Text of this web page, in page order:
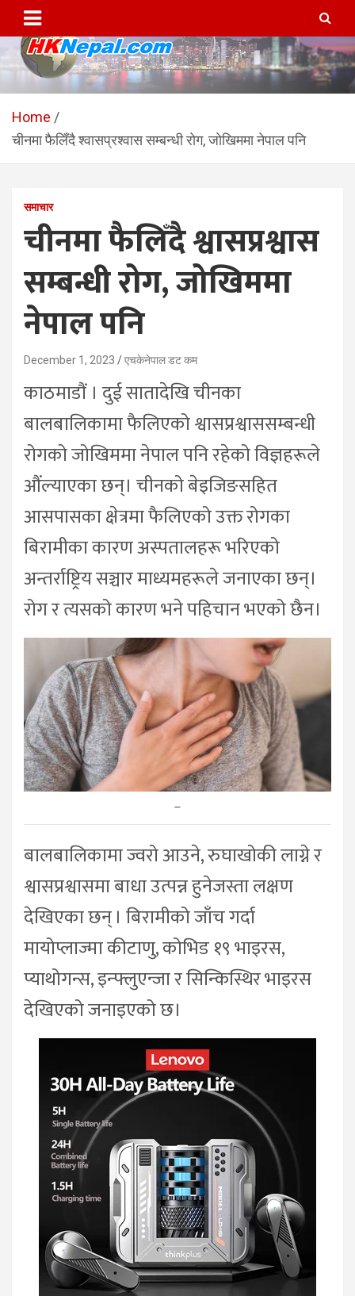
content
HKNepal.com – हङकङबाट
सञ्चालित पहिलो नेपाली अनलाईन
पत्रिका
hknepal, hknepal.com, hk nepal, hk nepal com
Home
चीनमा फैलिँदै श्वासप्रश्वास सम्बन्धी रोग, जोखिममा नेपाल पनि
समाचार
चीनमा फैलिँदै श्वासप्रश्वास
सम्बन्धी रोग, जोखिममा
नेपाल पनि
December 1, 2023 एचकेनेपाल डट कम
काठमाडौं । दुई सातादेखि चीनका
बालबालिकामा फैलिएको श्वासप्रश्वाससम्बन्धी
रोगको जोखिममा नेपाल पनि रहेको विज्ञहरूले
औंल्याएका छन्। चीनको बेइजिङसहित
आसपासका क्षेत्रमा फैलिएको उक्त रोगका
बिरामीका कारण अस्पतालहरू भरिएको
अन्तर्राष्ट्रिय सञ्चार माध्यमहरूले जनाएका छन्।
रोग र त्यसको कारण भने पहिचान भएको छैन।
–
बालबालिकामा ज्वरो आउने, रुघाखोकी लाग्ने र
श्वासप्रश्वासमा बाधा उत्पन्न हुनेजस्ता लक्षण
देखिएका छन् । बिरामीको जाँच गर्दा
मायोप्लाज्मा कीटाणु, कोभिड १९ भाइरस,
प्याथोगन्स, इन्फ्लुएन्जा र सिन्किस्थिर भाइरस
देखिएको जनाइएको छ।